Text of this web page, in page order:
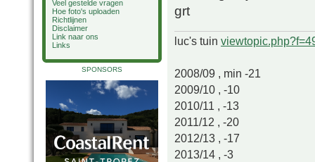
Veel gestelde vragen
Hoe foto's uploaden
Richtlijnen
Disclaimer
Link naar ons
Links
SPONSORS
grt
luc's tuin
2008/09 , min -21
2009/10 , -10
2010/11 , -13
2011/12 , -20
2012/13 , -17
2013/14 , -3